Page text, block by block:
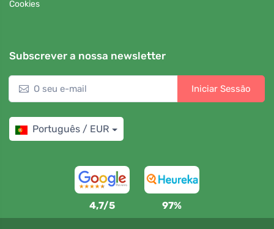
Cookies
Subscrever a nossa newsletter
Iniciar Sessão
Português / EUR
4,7/5 97%